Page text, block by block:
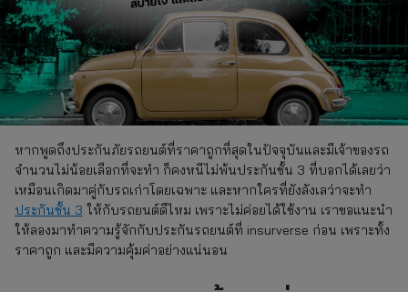
หากพูดถึงประกันภัยรถยนต์ที่ราคาถูกที่สุดในปัจจุบันและมีเจ้าของรถ
จำนวนไม่น้อยเลือกที่จะทำ ก็คงหนีไม่พ้นประกันชั้น 3 ที่บอกได้เลยว่า
เหมือนเกิดมาคู่กับรถเก่าโดยเฉพาะ และหากใครที่ยังลังเลว่าจะทำ
ประกันชั้น 3 ให้กับรถยนต์ดีไหม เพราะไม่ค่อยได้ใช้งาน เราขอแนะนำ
ให้ลองมาทำความรู้จักกับประกันรถยนต์ที่ insurverse ก่อน เพราะทั้ง
ราคาถูก และมีความคุ้มค่าอย่างแน่นอน